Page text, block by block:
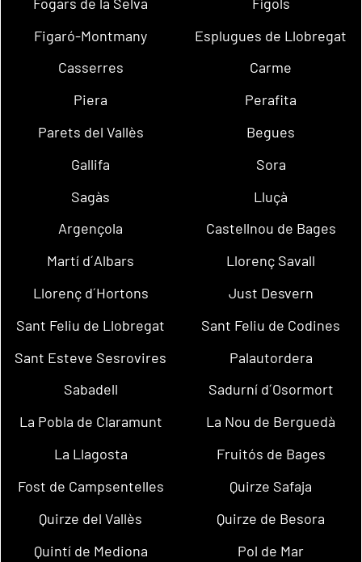
Figaró-Montmany
Esplugues de Llobregat
Casserres
Carme
Piera
Perafita
Parets del Vallès
Begues
Gallifa
Sora
Sagàs
Lluçà
Argençola
Castellnou de Bages
Martí d´Albars
Llorenç Savall
Llorenç d´Hortons
Just Desvern
Sant Feliu de Llobregat
Sant Feliu de Codines
Sant Esteve Sesrovires
Palautordera
Sabadell
Sadurní d´Osormort
La Pobla de Claramunt
La Nou de Berguedà
La Llagosta
Fruitós de Bages
Fost de Campsentelles
Quirze Safaja
Quirze del Vallès
Quirze de Besora
Quintí de Mediona
Pol de Mar